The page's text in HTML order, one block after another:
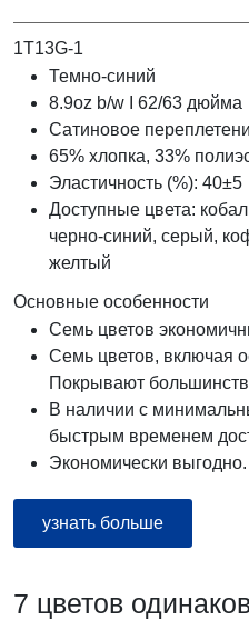
1T13G-1
Темно-синий
8.9oz b/w I 62/63 дюйма
Сатиновое
65% хлопка, 33%
Эластичность (%): 40±5
Доступные цвета:
черно-синий, серый,
желтый
Основные особенности
Семь цветов
Семь цветов, включая
Покрывают
В наличии с
быстрым временем
Экономически выгодно.
узнать больше
7 цветов